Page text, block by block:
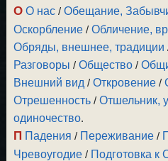
О О нас /Обещание,
Оскорбление /Обличение,
Обряды, внешнее, традиции
Разговоры /Общество /
Внешний вид /Откровение /
Отрешенность /Отшельник,
одиночество.
П Падения / Переживание /
Чревоугодие / Подготовка к